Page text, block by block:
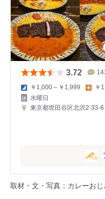
3.72
￥1,000～￥1,999 ￥
水曜日
東京都世田谷区北沢2-33-
取材・文・写真：カレーお